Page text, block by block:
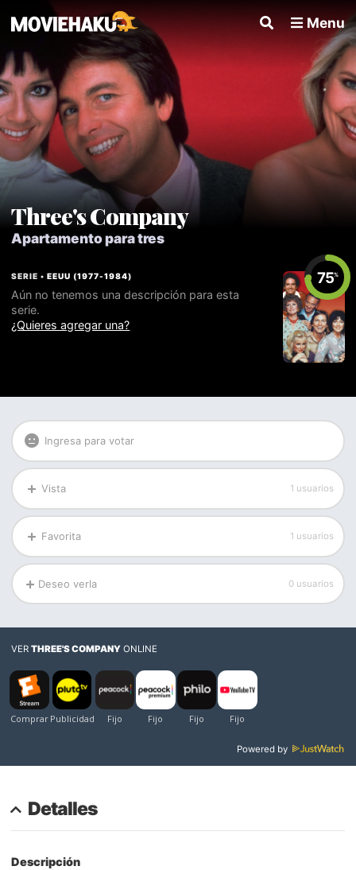
Menu
Three's Company
Apartamento para tres
75%
SERIE •EEUU (1977-1984)
Aún no tenemos una descripción para esta
serie.
¿Quieres agregar una?
Ingresa para votar
Vista 1 usuarios
Favorita 1 usuarios
Deseo verla 0 usuarios
VERTHREE'S COMPANY ONLINE
Powered by
Detalles
Descripción